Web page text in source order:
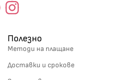
Полезно
Методи на плащане
Доставки и срокове